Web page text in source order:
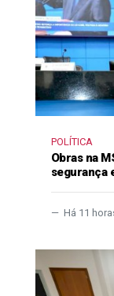
POLÍTICA
Obras na
segurança
Há 11